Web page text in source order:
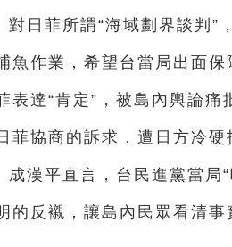
對日菲所謂“海域劃界談判”
魚作業，希望台當局出面
表達“肯定”，被島內輿論
菲協商的訴求，遭日方冷硬
成漢平直言，台民進黨當局
的反襯，讓島內民眾看清事